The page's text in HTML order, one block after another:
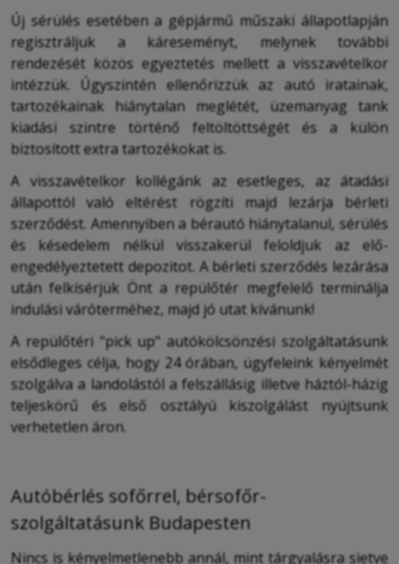
Új sérülés esetében a gépjármű műszaki állapotlapján
regisztráljuk a káreseményt, melynek további
rendezését közös egyeztetés mellett a visszavételkor
intézzük. Úgyszintén ellenőrizzük az autó iratainak,
tartozékainak hiánytalan meglétét, üzemanyag tank
kiadási szintre történő feltöltöttségét és a külön
biztosított extra tartozékokat is.
A visszavételkor kollégánk az esetleges, az átadási
állapottól való eltérést rögzíti majd lezárja bérleti
szerződést. Amennyiben a bérautó hiánytalanul, sérülés
és késedelem nélkül visszakerül feloldjuk az elő-
engedélyeztetett depozitot. A bérleti szerződés lezárása
után felkísérjük Önt a repülőtér megfelelő terminálja
indulási váróterméhez, majd jó utat kívánunk!
A repülőtéri "pick up" autókölcsönzési szolgáltatásunk
elsődleges célja, hogy 24 órában, ügyfeleink kényelmét
szolgálva a landolástól a felszállásig illetve háztól-házig
teljeskörű és első osztályú kiszolgálást nyújtsunk
verhetetlen áron.
Autóbérlés sofőrrel, bérsofőr-
szolgáltatásunk Budapesten
Nincs is kényelmetlenebb annál, mint tárgyalásra sietve